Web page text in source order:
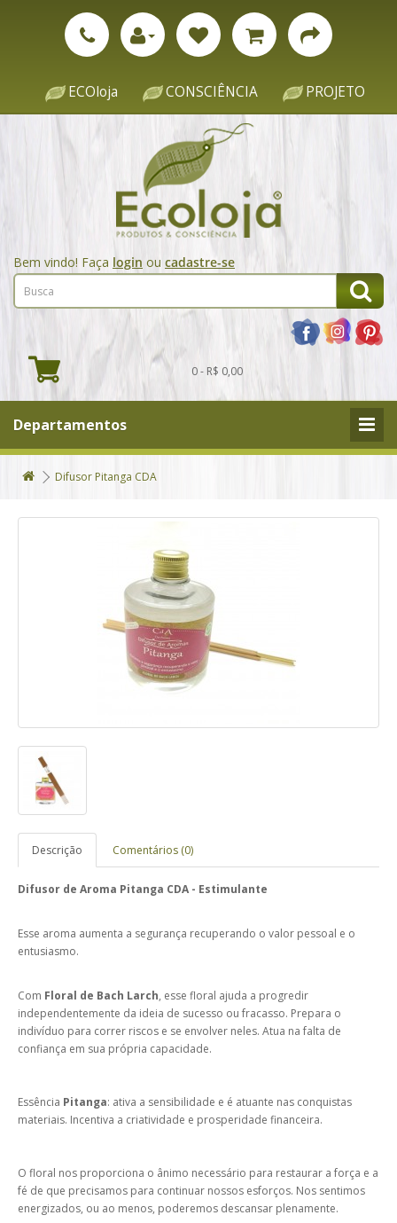
ECOloja CONSCIÊNCIA PROJETO
Bem vindo! Faça login ou cadastre-se
0 - R$ 0,00
Departamentos
Difusor Pitanga CDA
Descrição Comentários (0)
Difusor de Aroma Pitanga CDA - Estimulante
Esse aroma aumenta a segurança recuperando o valor pessoal e o
entusiasmo.
Com Floral de Bach Larch, esse floral ajuda a progredir
independentemente da ideia de sucesso ou fracasso. Prepara o
indivíduo para correr riscos e se envolver neles. Atua na falta de
confiança em sua própria capacidade.
Essência Pitanga: ativa a sensibilidade e é atuante nas conquistas
materiais. Incentiva a criatividade e prosperidade financeira.
O floral nos proporciona o ânimo necessário para restaurar a força e a
fé de que precisamos para continuar nossos esforços. Nos sentimos
energizados, ou ao menos, poderemos descansar plenamente.